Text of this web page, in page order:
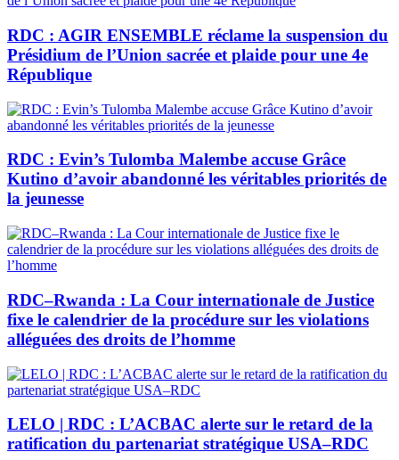
RDC : AGIR ENSEMBLE réclame la suspension du
Présidium de l’Union sacrée et plaide pour une 4e
République
RDC : Evin’s Tulomba Malembe accuse Grâce
Kutino d’avoir abandonné les véritables priorités de
la jeunesse
RDC–Rwanda : La Cour internationale de Justice
fixe le calendrier de la procédure sur les violations
alléguées des droits de l’homme
LELO | RDC : L’ACBAC alerte sur le retard de la
ratification du partenariat stratégique USA–RDC